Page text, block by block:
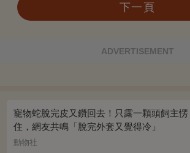
下一頁
ADVERTISEMENT
寵物蛇脫完皮又鑽回去！只露一顆頭飼主愣
住，網友共鳴「脫完外套又覺得冷」
動物社